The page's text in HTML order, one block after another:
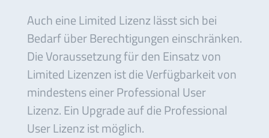
Auch eine Limited Lizenz lässt sich bei
Bedarf über Berechtigungen einschränken.
Die Voraussetzung für den Einsatz von
Limited Lizenzen ist die Verfügbarkeit von
mindestens einer Professional User
Lizenz. Ein Upgrade auf die Professional
User Lizenz ist möglich.